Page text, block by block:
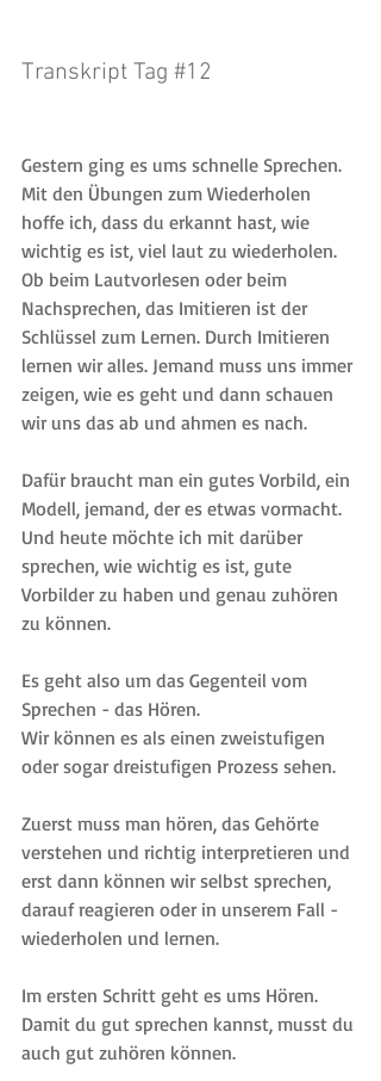
Transkript Tag #12
Gestern ging es ums schnelle Sprechen.
Mit den Übungen zum Wiederholen
hoffe ich, dass du erkannt hast, wie
wichtig es ist, viel laut zu wiederholen.
Ob beim Lautvorlesen oder beim
Nachsprechen, das Imitieren ist der
Schlüssel zum Lernen. Durch Imitieren
lernen wir alles. Jemand muss uns immer
zeigen, wie es geht und dann schauen
wir uns das ab und ahmen es nach.
Dafür braucht man ein gutes Vorbild, ein
Modell, jemand, der es etwas vormacht.
Und heute möchte ich mit darüber
sprechen, wie wichtig es ist, gute
Vorbilder zu haben und genau zuhören
zu können.
Es geht also um das Gegenteil vom
Sprechen - das Hören.
Wir können es als einen zweistufigen
oder sogar dreistufigen Prozess sehen.
Zuerst muss man hören, das Gehörte
verstehen und richtig interpretieren und
erst dann können wir selbst sprechen,
darauf reagieren oder in unserem Fall -
wiederholen und lernen.
Im ersten Schritt geht es ums Hören.
Damit du gut sprechen kannst, musst du
auch gut zuhören können.